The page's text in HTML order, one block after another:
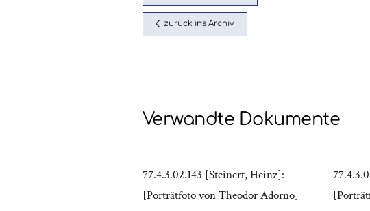
zurück ins Archiv
Verwandte Dokumente
77.4.3.02.143 [Steinert, Heinz]:
[Porträtfoto von Theodor Adorno]